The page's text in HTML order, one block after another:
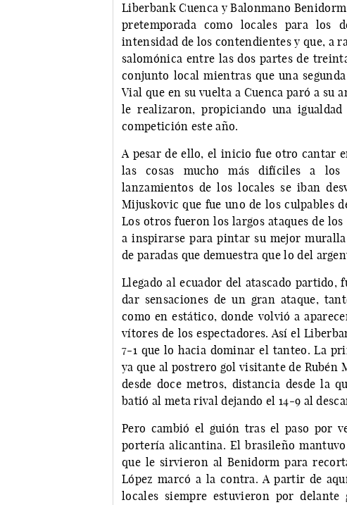
Liberbank Cuenca y Balonmano
pretemporada como locales para
intensidad de los contendientes y que, a
salomónica entre las dos partes de
conjunto local mientras que una
Vial que en su vuelta a Cuenca paró a su
le realizaron, propiciando una
competición este año.
A pesar de ello, el inicio fue otro cantar
las cosas mucho más difíciles a los
lanzamientos de los locales se iban
Mijuskovic que fue uno de los culpables
Los otros fueron los largos ataques de
a inspirarse para pintar su mejor
de paradas que demuestra que lo del
Llegado al ecuador del atascado partido,
dar sensaciones de un gran ataque,
como en estático, donde volvió a
vítores de los espectadores. Así el
7-1 que lo hacia dominar el tanteo. La
ya que al postrero gol visitante de
desde doce metros, distancia desde la
batió al meta rival dejando el 14-9 al
Pero cambió el guión tras el paso por
portería alicantina. El brasileño
que le sirvieron al Benidorm para
López marcó a la contra. A partir de
locales siempre estuvieron por